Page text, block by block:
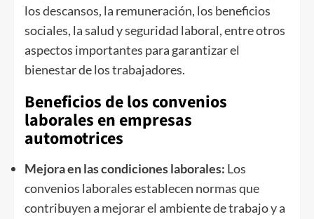
los descansos, la remuneración, los beneficios
sociales, la salud y seguridad laboral, entre otros
aspectos importantes para garantizar el
bienestar de los trabajadores.
Beneficios de los convenios
laborales en empresas
automotrices
Mejora en las condiciones laborales: Los
convenios laborales establecen normas que
contribuyen a mejorar el ambiente de trabajo y a